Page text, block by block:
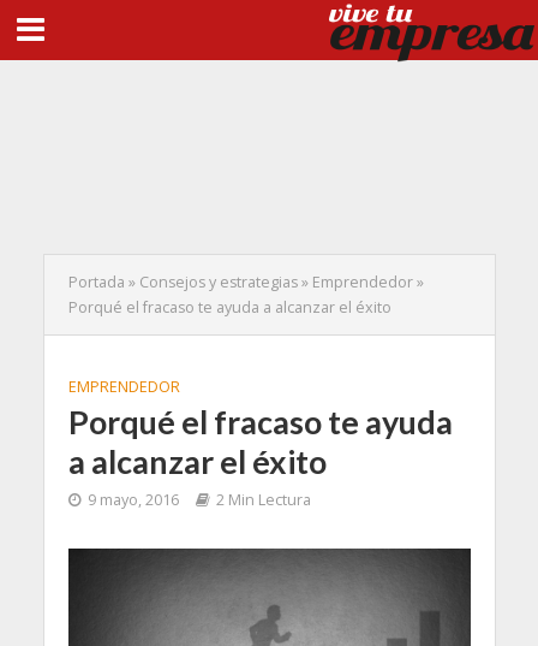
Portada » Consejos y estrategias» Emprendedor»
Porqué el fracaso te ayuda a alcanzar el éxito
EMPRENDEDOR
Porqué el fracaso te ayuda
a alcanzar el éxito
9 mayo, 2016 2 Min Lectura